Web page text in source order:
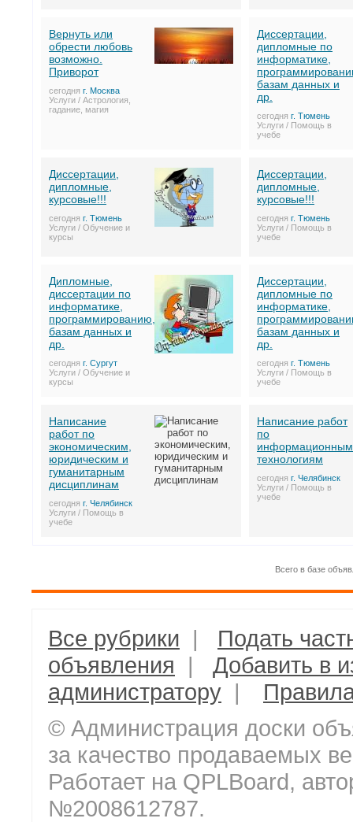
Вернуть или
обрести любовь
возможно.
Приворот
сегодня г. Москва
Услуги / Астрология,
гадание, магия
Диссертации,
дипломные по
информатике,
базам данных и
др.
сегодня г. Тюмень
Услуги / Помощь в
учебе
Диссертации,
дипломные,
курсовые!!!
сегодня г. Тюмень
Услуги / Обучение и
курсы
Диссертации,
дипломные,
курсовые!!!
сегодня г. Тюмень
Услуги / Помощь в
учебе
Дипломные,
диссертации по
информатике,
программированию,
базам данных и
др.
сегодня г. Сургут
Услуги / Обучение и
курсы
Диссертации,
дипломные по
информатике,
базам данных и
др.
сегодня г. Тюмень
Услуги / Помощь в
учебе
Написание
работ по
экономическим,
юридическим и
гуманитарным
дисциплинам
сегодня г. Челябинск
Услуги / Помощь в
учебе
Написание работ
по
информационным
технологиям
сегодня г. Челябинск
Услуги / Помощь в
учебе
Всего в базе
Все рубрики | Подать
объявления | Добавить в
администратору |
© Администрация доски
за качество продаваемых
Работает на QPLBoard,
№2008612787.